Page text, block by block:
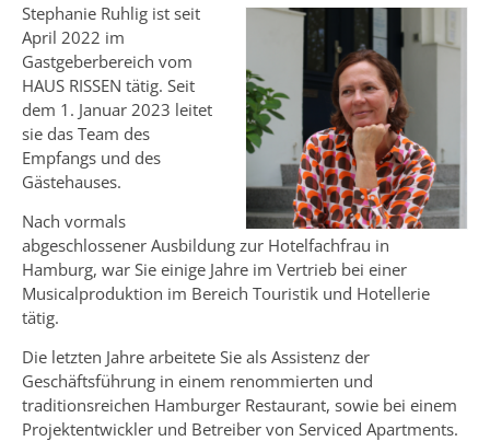
Stephanie Ruhlig ist seit
April 2022 im
Gastgeberbereich vom
HAUS RISSEN tätig. Seit
dem 1. Januar 2023 leitet
sie das Team des
Empfangs und des
Gästehauses.
Nach vormals
abgeschlossener Ausbildung zur Hotelfachfrau in
Hamburg, war Sie einige Jahre im Vertrieb bei einer
Musicalproduktion im Bereich Touristik und Hotellerie
tätig.
Die letzten Jahre arbeitete Sie als Assistenz der
Geschäftsführung in einem renommierten und
traditionsreichen Hamburger Restaurant, sowie bei einem
Projektentwickler und Betreiber von Serviced Apartments.